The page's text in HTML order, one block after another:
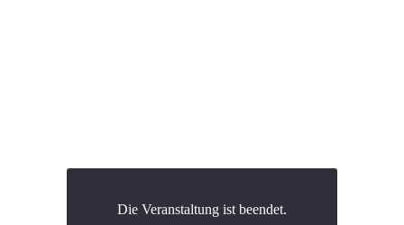
Die Veranstaltung ist beendet.